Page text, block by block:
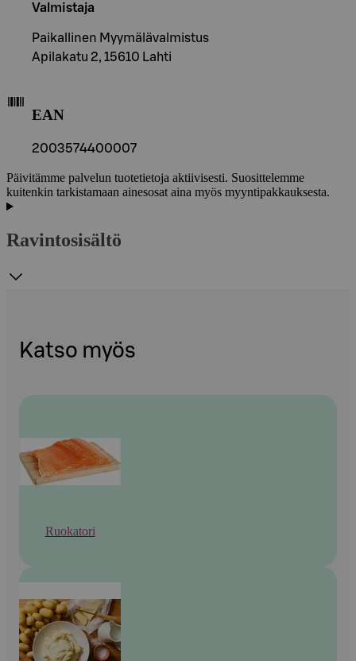
Valmistaja
Paikallinen Myymälävalmistus
Apilakatu 2, 15610 Lahti
EAN
2003574400007
Päivitämme palvelun tuotetietoja aktiivisesti. Suosittelemme
kuitenkin tarkistamaan ainesosat aina myös myyntipakkauksesta.
Ravintosisältö
Katso myös
Ruokatori